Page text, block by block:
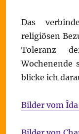
Das
religiösen
Toleranz
Wochenende
blicke ich
Bilder vom